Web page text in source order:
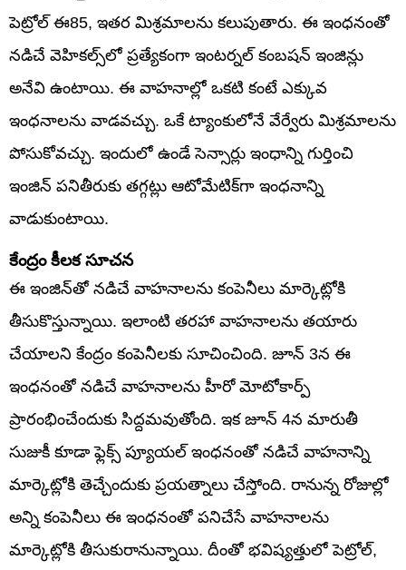
పెట్రోల్ ఈ85, ఇతర మిశ్రమాలను కలుపుతారు. ఈ ఇంధనంతో
నడిచే వెహికల్స్‌లో ప్రత్యేకంగా ఇంటర్నల్ కంబషన్ ఇంజిన్లు
అనేవి ఉంటాయి. ఈ వాహనాల్లో ఒకటి కంటే ఎక్కువ
ఇంధనాలను వాడవచ్చు. ఒకే ట్యాంకులోనే వేర్వేరు మిశ్రమాలను
పోసుకోవచ్చు. ఇందులో ఉండే సెన్సార్లు ఇంధాన్ని గుర్తించి
ఇంజిన్ పనితీరుకు తగ్గట్లు ఆటోమేటిక్‌గా ఇంధనాన్ని
వాడుకుంటాయి.
కేంద్రం కీలక సూచన
ఈ ఇంజిన్‌తో నడిచే వాహనాలను కంపెనీలు మార్కెట్లోకి
తీసుకొస్తున్నాయి. ఇలాంటి తరహా వాహనాలను తయారు
చేయాలని కేంద్రం కంపెనీలకు సూచించింది. జూన్ 3న ఈ
ఇంధనంతో నడిచే వాహనాలను హీరో మోటోకార్ప్
ప్రారంభించేందుకు సిద్దమవుతోంది. ఇక జూన్ 4న మారుతీ
సుజుకీ కూడా ఫ్లెక్స్ ప్యూయల్ ఇంధనంతో నడిచే వాహనాన్ని
మార్కెట్లోకి తెచ్చేందుకు ప్రయత్నాలు చేస్తోంది. రానున్న రోజుల్లో
అన్ని కంపెనీలు ఈ ఇంధనంతో పనిచేసే వాహనాలను
మార్కెట్లోకి తీసుకురానున్నాయి. దీంతో భవిష్యత్తులో పెట్రోల్,